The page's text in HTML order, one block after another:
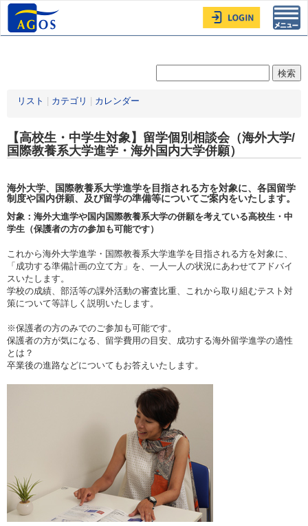
リスト カテゴリ カレンダー
【高校生・中学生対象】留学個別相談会（海外大学/
国際教養系大学進学・海外国内大学併願）
海外大学、国際教養系大学進学を目指される方を対象に、各国留学
制度や国内併願、及び留学の準備等についてご案内をいたします。
対象：海外大進学や国内国際教養系大学の併願を考えている高校生・中
学生（保護者の方の参加も可能です）
これから海外大学進学・国際教養系大学進学を目指される方を対象に、
「成功する準備計画の立て方」を、一人一人の状況にあわせてアドバイ
スいたします。
学校の成績、部活等の課外活動の審査比重、これから取り組むテスト対
策について等詳しく説明いたします。
※保護者の方のみでのご参加も可能です。
保護者の方が気になる、留学費用の目安、成功する海外留学進学の適性
とは？
卒業後の進路などについてもお答えいたします。